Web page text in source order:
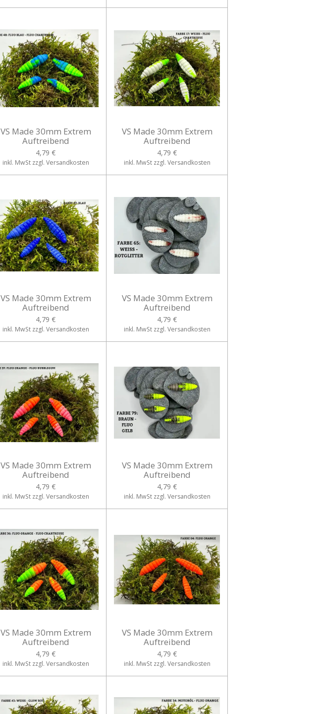
VS Made 30mm Extrem
Auftreibend
4,79 €
inkl. MwSt zzgl. Versandkosten
VS Made 30mm Extrem
Auftreibend
4,79 €
inkl. MwSt zzgl. Versandkosten
VS Made 30mm Extrem
Auftreibend
4,79 €
inkl. MwSt zzgl. Versandkosten
VS Made 30mm Extrem
Auftreibend
4,79 €
inkl. MwSt zzgl. Versandkosten
VS Made 30mm Extrem
Auftreibend
4,79 €
inkl. MwSt zzgl. Versandkosten
VS Made 30mm Extrem
Auftreibend
4,79 €
inkl. MwSt zzgl. Versandkosten
VS Made 30mm Extrem
Auftreibend
4,79 €
inkl. MwSt zzgl. Versandkosten
VS Made 30mm Extrem
Auftreibend
4,79 €
inkl. MwSt zzgl. Versandkosten